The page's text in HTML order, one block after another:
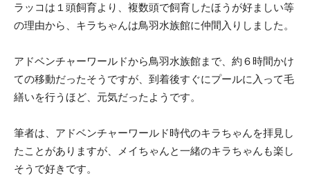
ラッコは１頭飼育より、複数頭で飼育したほうが好ましい等
の理由から、キラちゃんは鳥羽水族館に仲間入りしました。
アドベンチャーワールドから鳥羽水族館まで、約６時間かけ
ての移動だったそうですが、到着後すぐにプールに入って毛
繕いを行うほど、元気だったようです。
筆者は、アドベンチャーワールド時代のキラちゃんを拝見し
たことがありますが、メイちゃんと一緒のキラちゃんも楽し
そうで好きです。